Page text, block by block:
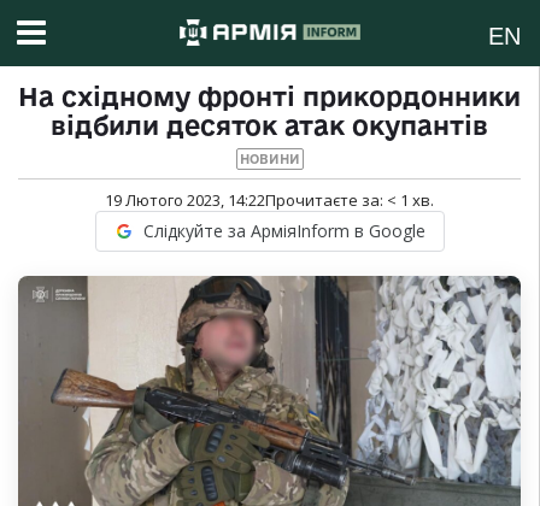
EN
На східному фронті прикордонники
відбили десяток атак окупантів
НОВИНИ
19 Лютого 2023, 14:22Прочитаєте за: < 1 хв.
Слідкуйте за АрміяInform в Google